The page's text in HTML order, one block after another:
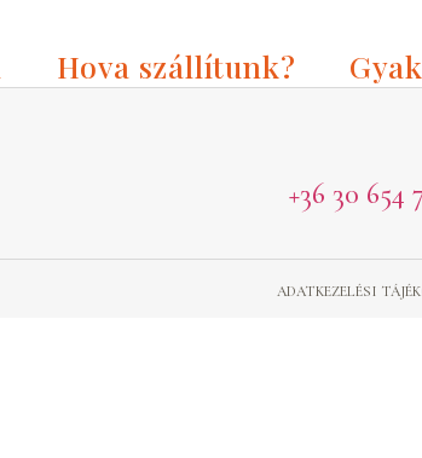
Hova szállítunk?
+36 30 654
ADATKEZELÉSI